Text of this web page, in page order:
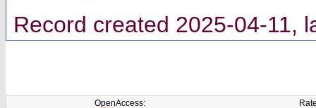
Record created 2025-04-11,
OpenAccess: